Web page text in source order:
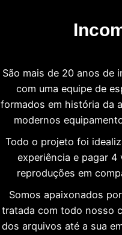
São mais de 20 anos de
com uma equipe de
formados em história da
modernos
Todo o projeto foi
experiência e pagar 4
reproduções em
Somos apaixonados
tratada com todo nosso
dos arquivos até a sua